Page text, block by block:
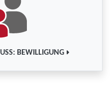
BEWILLIGUNG